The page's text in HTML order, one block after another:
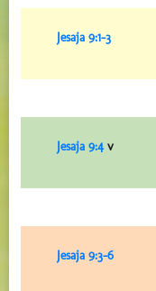
Jesaja 9:1-3
Jesaja 9:4v
Jesaja 9:3-6